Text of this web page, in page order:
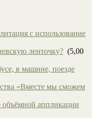
с использование
ленточку? (5,00
в машине, поезде
«Вместе мы сможем
объёмной аппликации